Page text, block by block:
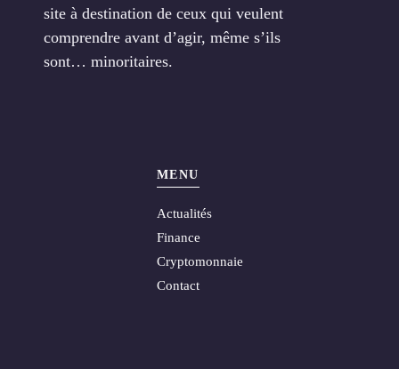
site à destination de ceux qui veulent
comprendre avant d’agir, même s’ils
sont… minoritaires.
MENU
Actualités
Finance
Cryptomonnaie
Contact